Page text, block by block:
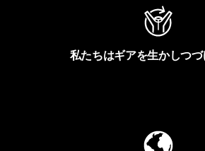
私たちはギアを生かしつづ